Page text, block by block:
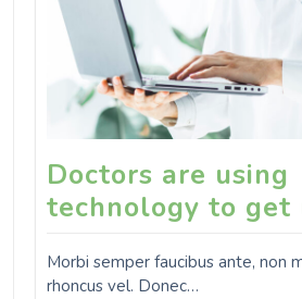
Doctors are using
technology to get
Morbi semper faucibus ante, non
rhoncus vel. Donec…